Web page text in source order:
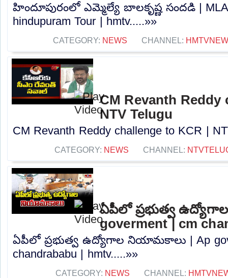
హిందూపురంలో ఎమ్మెల్యే బాలకృష్ణ సందడి | MLA
hindupuram Tour | hmtv.....»»
CATEGORY: NEWS CHANNEL:
CM Revanth Reddy
NTV Telugu
CM Revanth Reddy challenge to KCR |
CATEGORY: NEWS CHANNEL:
ఏపీలో ప్రభుత్వ
goverment | cm
ఏపీలో ప్రభుత్వ ఉద్యోగాల నియామకాలు | Ap
chandrababu | hmtv.....»»
CATEGORY: NEWS CHANNEL: